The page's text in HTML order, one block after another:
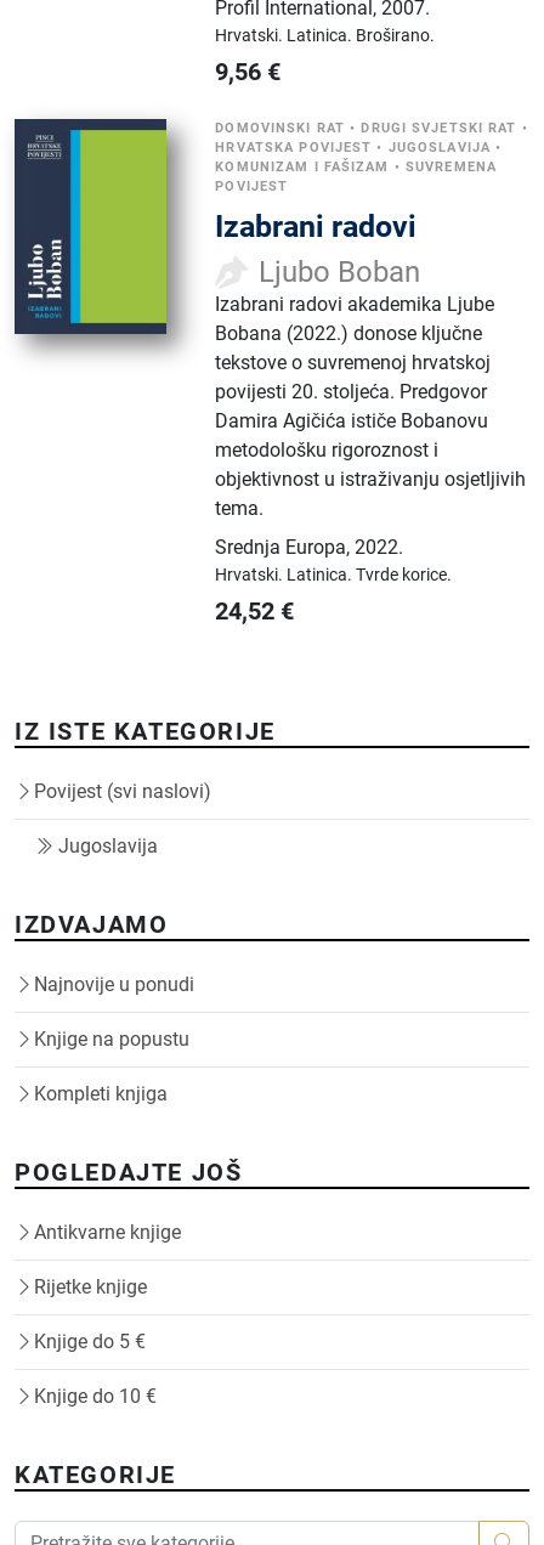
Profil International ,2007.
Hrvatski. Latinica. Broširano.
9,56 €
DOMOVINSKI RAT • DRUGI SVJETSKI RAT •
HRVATSKA POVIJEST • JUGOSLAVIJA •
KOMUNIZAM I FAŠIZAM
• SUVREMENA
POVIJEST
Izabrani radovi
Ljubo Boban
Izabrani radovi akademika Ljube
Bobana (2022.) donose ključne
tekstove o suvremenoj hrvatskoj
povijesti 20. stoljeća. Predgovor
Damira Agičića ističe Bobanovu
metodološku rigoroznost i
objektivnost u istraživanju osjetljivih
tema.
Srednja Europa,2022.
Hrvatski. Latinica.Tvrde korice.
24,52 €
IZ ISTE KATEGORIJE
Povijest (svi naslovi)
Jugoslavija
IZDVAJAMO
Najnovije u ponudi
Knjige na popustu
Kompleti knjiga
POGLEDAJTE JOŠ
Antikvarne knjige
Rijetke knjige
Knjige do 5 €
Knjige do 10 €
KATEGORIJE